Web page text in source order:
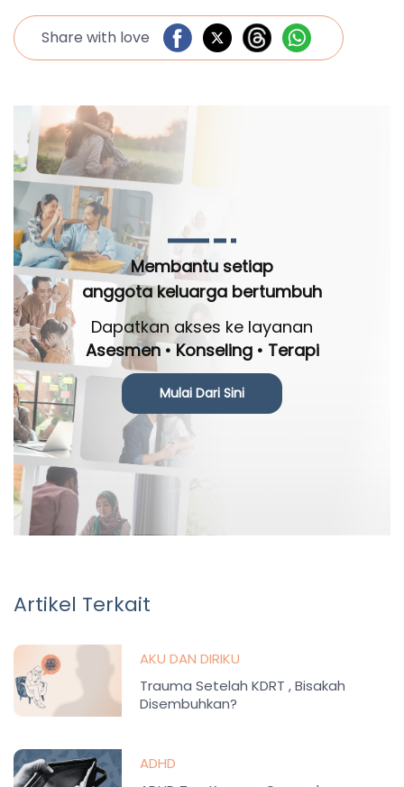
Share with love
Membantu setiap
anggota keluarga bertumbuh
Dapatkan akses ke layanan
Asesmen • Konseling • Terapi
Mulai Dari Sini
Artikel Terkait
AKU DAN DIRIKU
Trauma Setelah KDRT , Bisakah
Disembuhkan?
ADHD